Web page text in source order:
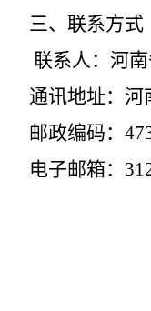
三、联系方式
联系人：河
通讯地址：河
邮政编码：
电子邮箱：